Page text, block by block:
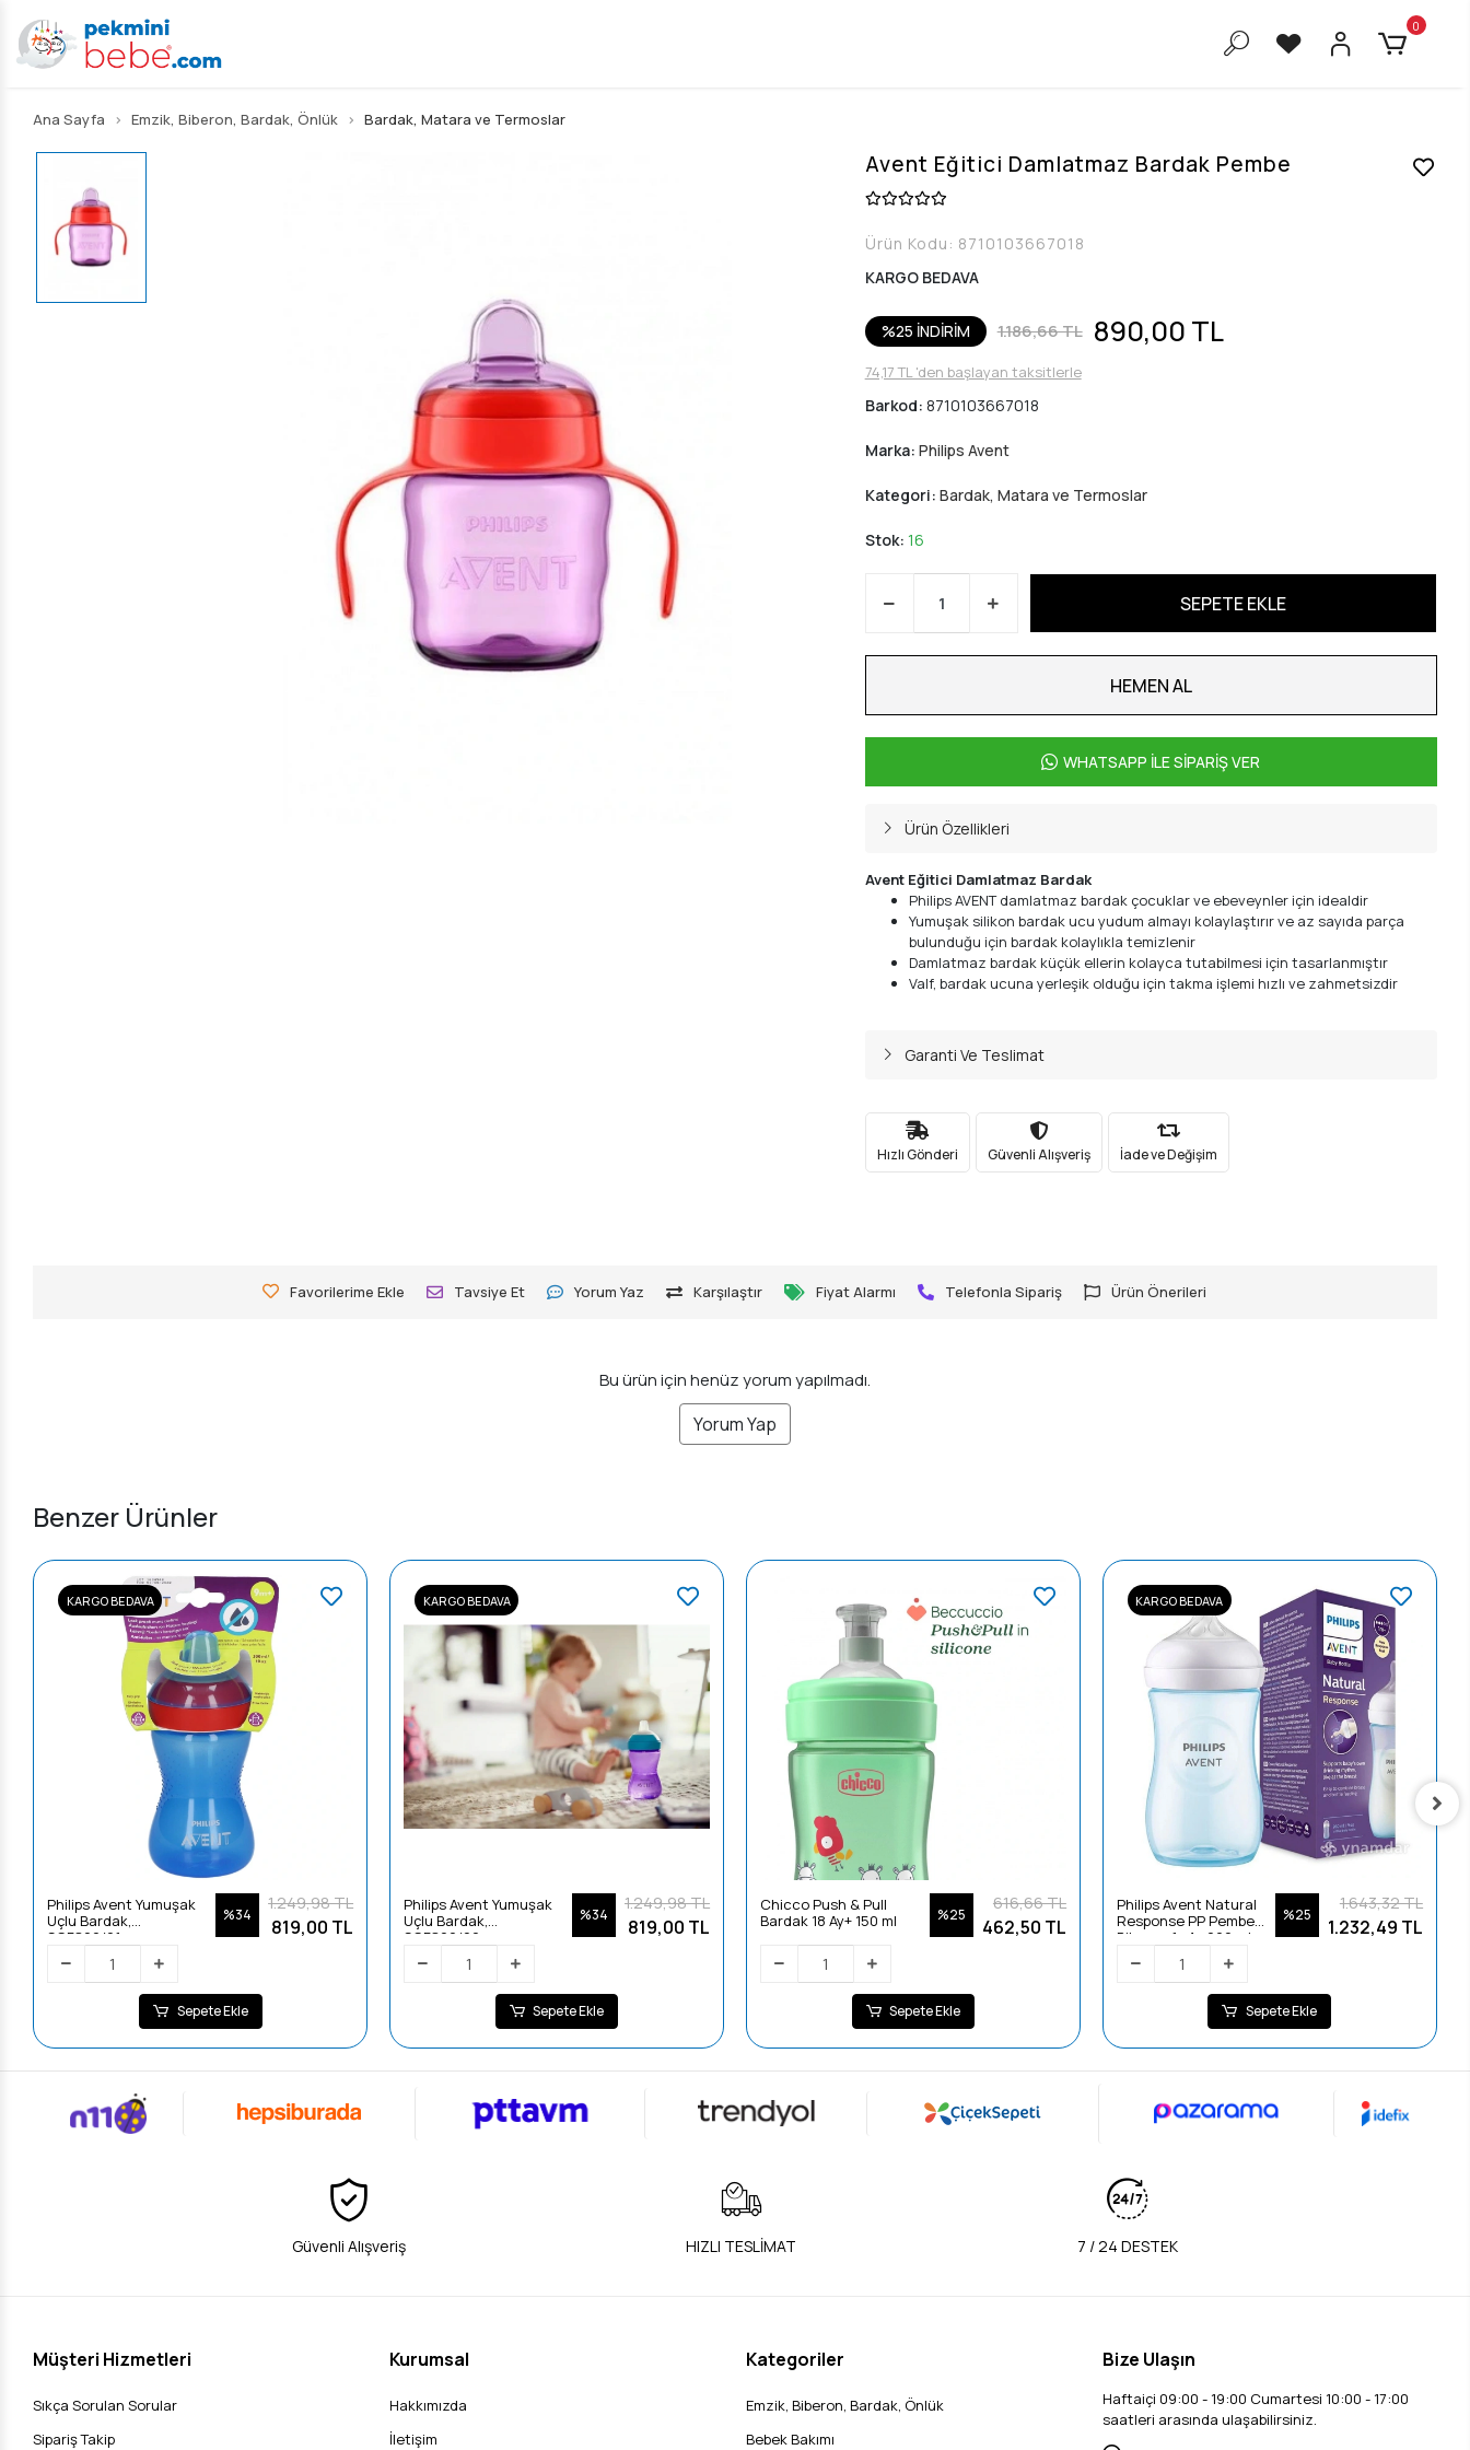
0
Ana Sayfa Emzik, Biberon, Bardak, Önlük Bardak, Matara ve Termoslar
Avent Eğitici Damlatmaz Bardak Pembe
Ürün Kodu: 8710103667018
KARGO BEDAVA
%25 İNDİRİM 1.186,66 TL 890,00 TL
74,17 TL 'den başlayan taksitlerle
Barkod: 8710103667018
Marka: Philips Avent
Kategori: Bardak, Matara ve Termoslar
Stok: 16
SEPETE EKLE
HEMEN AL
WHATSAPP İLE SİPARİŞ VER
Ürün Özellikleri
Avent Eğitici Damlatmaz Bardak
Philips AVENT damlatmaz bardak çocuklar ve ebeveynler için idealdir
Yumuşak silikon bardak ucu yudum almayı kolaylaştırır ve az sayıda parça
bulunduğu için bardak kolaylıkla temizlenir
Damlatmaz bardak küçük ellerin kolayca tutabilmesi için tasarlanmıştır
Valf, bardak ucuna yerleşik olduğu için takma işlemi hızlı ve zahmetsizdir
Garanti Ve Teslimat
Hızlı Gönderi Güvenli Alışveriş İade ve Değişim
Favorilerime Ekle Tavsiye Et Yorum Yaz Karşılaştır Fiyat Alarmı Telefonla Sipariş Ürün Önerileri
Bu ürün için henüz yorum yapılmadı.
Yorum Yap
Benzer Ürünler
KARGO BEDAVA
Philips Avent Yumuşak
Uçlu Bardak,
SCF802/01
%34
1.249,98 TL
819,00 TL
Sepete Ekle
KARGO BEDAVA
Philips Avent Yumuşak
Uçlu Bardak,
SCF802/02
%34
1.249,98 TL
819,00 TL
Sepete Ekle
Chicco Push & Pull
Bardak 18 Ay+ 150 ml
%25
616,66 TL
462,50 TL
Sepete Ekle
KARGO BEDAVA
Philips Avent Natural
Response PP Pembe
Biberon 1+ Ay 260 ml
%25
1.643,32 TL
1.232,49 TL
Sepete Ekle
Güvenli Alışveriş HIZLI TESLİMAT 7 / 24 DESTEK
Müşteri Hizmetleri
Sıkça Sorulan Sorular
Sipariş Takip
Kurumsal
Hakkımızda
İletişim
Kategoriler
Emzik, Biberon, Bardak, Önlük
Bebek Bakımı
Bize Ulaşın
Haftaiçi 09:00 - 19:00 Cumartesi 10:00 - 17:00
saatleri arasında ulaşabilirsiniz.